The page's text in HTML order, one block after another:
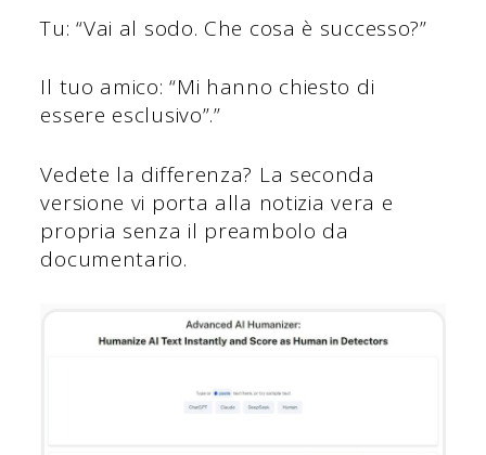
Tu: “Vai al sodo. Che cosa è successo?”
Il tuo amico: “Mi hanno chiesto di
essere esclusivo”.”
Vedete la differenza? La seconda
versione vi porta alla notizia vera e
propria senza il preambolo da
documentario.